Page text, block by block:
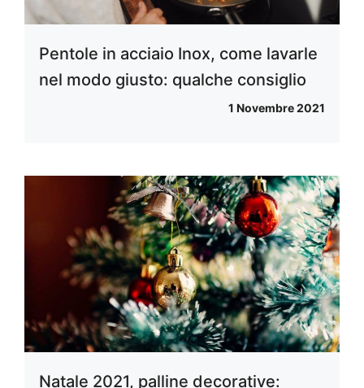
Pentole in acciaio Inox, come lavarle
nel modo giusto: qualche consiglio
1 Novembre 2021
Natale 2021, palline decorative: